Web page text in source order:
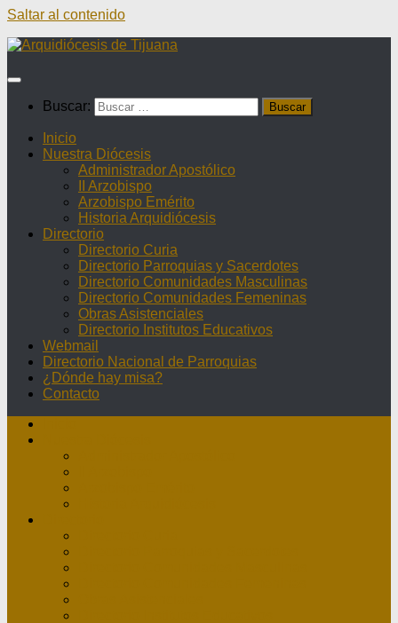
Saltar al contenido
Buscar:
Inicio
Nuestra Diócesis
Administrador Apostólico
II Arzobispo
Arzobispo Emérito
Historia Arquidiócesis
Directorio
Directorio Curia
Directorio Parroquias y Sacerdotes
Directorio Comunidades Masculinas
Directorio Comunidades Femeninas
Obras Asistenciales
Directorio Institutos Educativos
Webmail
Directorio Nacional de Parroquias
¿Dónde hay misa?
Contacto